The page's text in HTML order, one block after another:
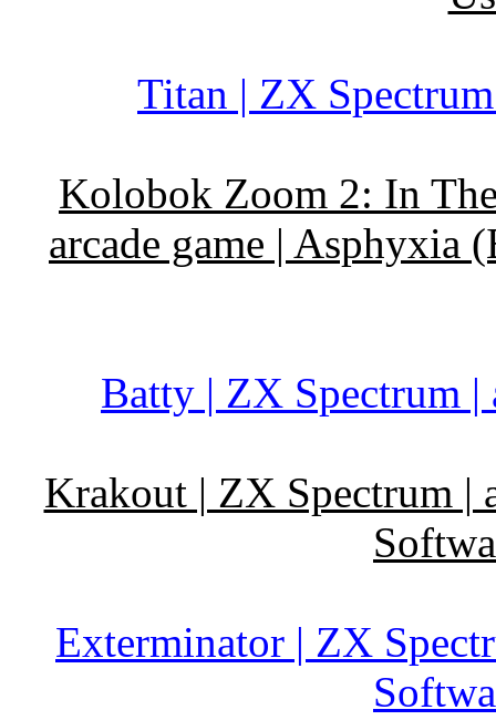
Titan | ZX
Kolobok Zoom 2: In
arcade game | Asphyxia
Batty | ZX Spectrum |
Krakout | ZX Spectrum |
Exterminator | ZX